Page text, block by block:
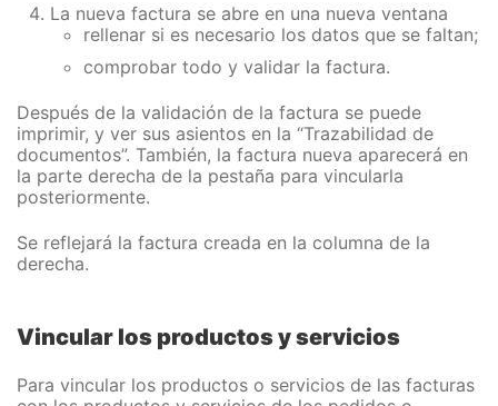
La nueva factura se abre en una nueva ventana
rellenar si es necesario los datos que se faltan;
comprobar todo y validar la factura.
Después de la validación de la factura se puede
imprimir, y ver sus asientos en la “Trazabilidad de
documentos”. También, la factura nueva aparecerá en
la parte derecha de la pestaña para vincularla
posteriormente.
Se reflejará la factura creada en la columna de la
derecha.
Vincular los productos y servicios
Para vincular los productos o servicios de las facturas